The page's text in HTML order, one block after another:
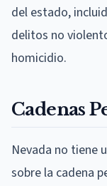
del estado,
delitos no
homicidio.
Cadenas
Nevada no tiene
sobre la cadena